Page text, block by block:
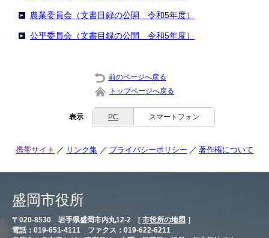
農業委員会（文書目録の公開 令和5年度）
公平委員会（文書目録の公開 令和5年度）
前のページへ戻る
トップページへ戻る
表示 PC スマートフォン
携帯サイト リンク集 プライバシーポリシー 著作権について
盛岡市役所
〒020-8530 岩手県盛岡市内丸12-2 [ 市役所の地図 ］
電話：019-651-4111 ファクス：019-622-6211